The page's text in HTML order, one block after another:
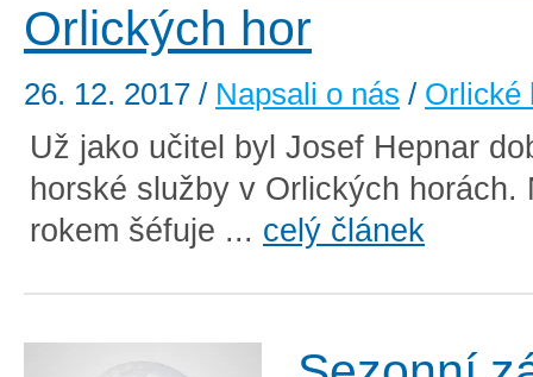
Orlických hor
26. 12. 2017 / Napsali o nás / Orlické
Už jako učitel byl Josef Hepnar
horské služby v Orlických
rokem šéfuje ... celý článek